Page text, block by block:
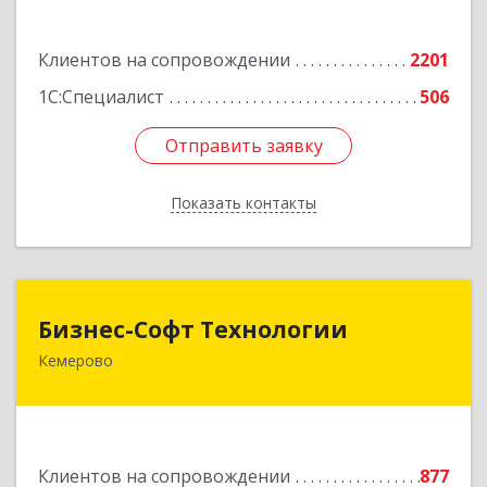
Клиентов на сопровождении
2201
1С:Специалист
506
Отправить заявку
Показать контакты
Отправить заявку
Назад
Бизнес-Софт Технологии
Кемерово
Клиентов на сопровождении
877
Бизнес-Софт Технологии
650992, Кемеровская область - Кузбасс обл,